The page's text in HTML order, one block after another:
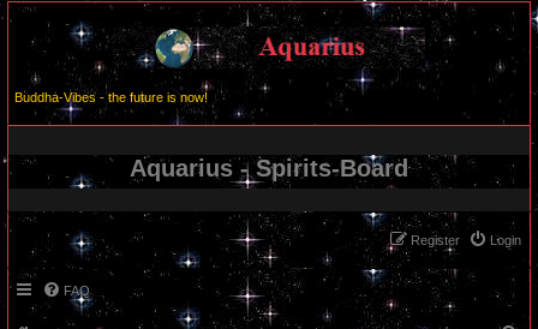
Buddha-Vibes - the future is now!
Aquarius - Spirits-Board
Login
Register
FAQ